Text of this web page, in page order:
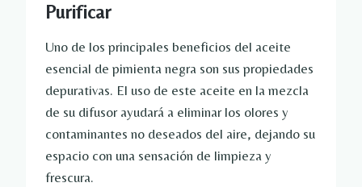
Purificar
Uno de los principales beneficios del aceite
esencial de pimienta negra son sus propiedades
depurativas. El uso de este aceite en la mezcla
de su difusor ayudará a eliminar los olores y
contaminantes no deseados del aire, dejando su
espacio con una sensación de limpieza y
frescura.